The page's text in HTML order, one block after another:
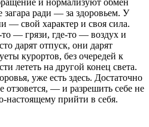
и нормализуют обмен
ради — за здоровьем. У
— свой характер и своя сила.
то — грязи, где-то — воздух и
дарят отпуск, они дарят
курортов, без очередей к
лететь на другой конец света.
уже есть здесь. Достаточно
отзовется, — и разрешить себе не
настоящему прийти в себя.